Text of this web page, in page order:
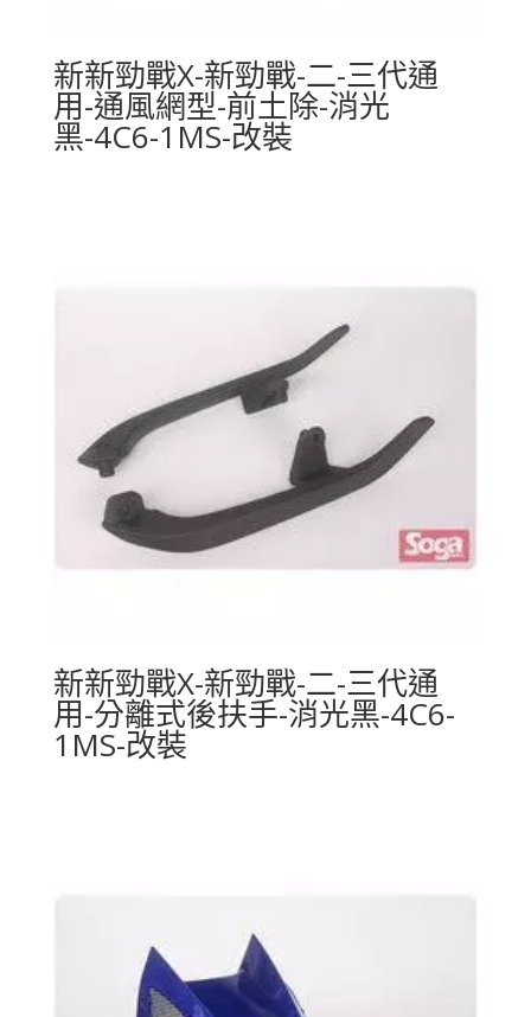
新新勁戰X-新勁戰-二-三代通
用-通風網型-前土除-消光
黑-4C6-1MS-改裝
新新勁戰X-新勁戰-二-三代通
用-分離式後扶手-消光黑-4C6-
1MS-改裝